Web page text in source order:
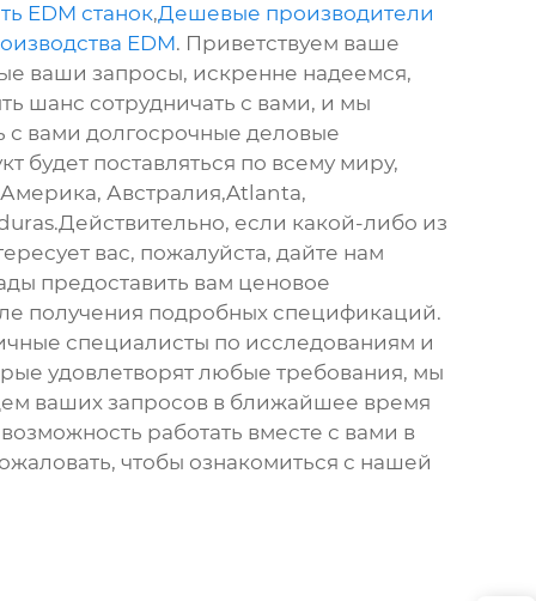
EDM станок,Дешевые производители
EDM. Приветствуем ваше
ваши запросы, искренне надеемся,
шанс сотрудничать с вами, и мы
с вами долгосрочные деловые
будет поставляться по всему миру,
Австралия,Atlanta,
если какой-либо из
вас, пожалуйста, дайте нам
предоставить вам ценовое
получения подробных спецификаций.
специалисты по исследованиям и
удовлетворят любые требования, мы
ваших запросов в ближайшее время
работать вместе с вами в
чтобы ознакомиться с нашей